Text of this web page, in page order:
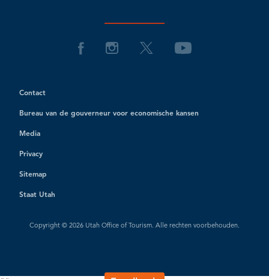
Contact
Bureau van de gouverneur voor economische kansen
Media
Privacy
Sitemap
Staat Utah
Copyright © 2026 Utah Office of Tourism. Alle rechten voorbehouden.